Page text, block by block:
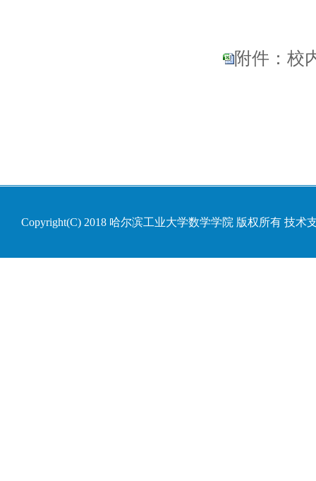
附件：校
Copyright(C) 2018 哈尔滨工业大学数学学院 版权所有 技